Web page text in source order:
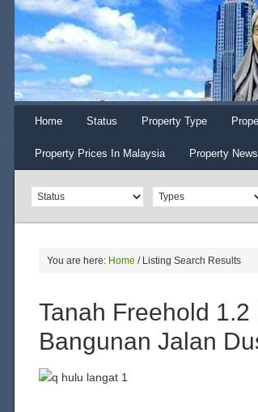
Home Status Property Type
Property Prices In Malaysia Property News
You are here: Home /Listing Search Results
Tanah Freehold 1.2
Bangunan Jalan